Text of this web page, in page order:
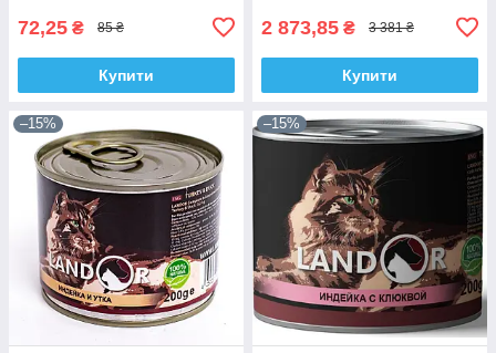
72,25 ₴ 85 ₴
Купити
2 873,85 ₴ 3 381 ₴
Купити
–15% –15%